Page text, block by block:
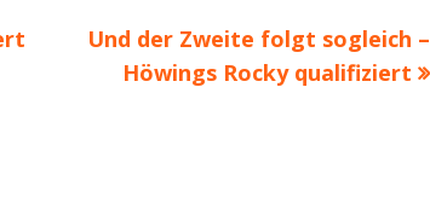
Nächster
Beitrag
Und der Zweite folgt sogleich –
Höwings Rocky qualifiziert